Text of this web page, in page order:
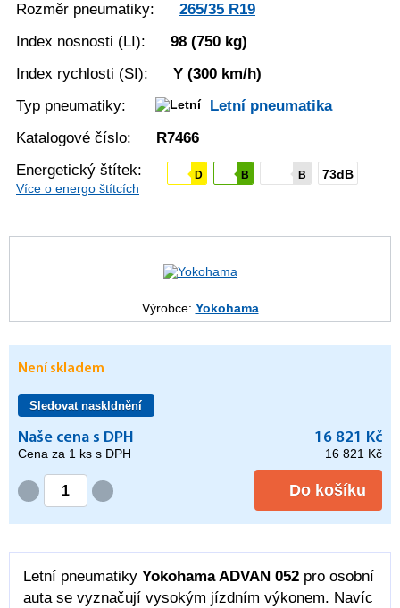
Rozměr pneumatiky:
265/35 R19
Index nosnosti (LI):
98 (750 kg)
Index rychlosti (SI):
Y (300 km/h)
Typ pneumatiky:
Letní pneumatika
Katalogové číslo:
R7466
Energetický štítek:
Více o energo štítcích
D B B 73dB
Výrobce: Yokohama
Není skladem
Sledovat naskldnění
Naše cena s DPH 16 821 Kč
Cena za 1 ks s DPH 16 821 Kč
Do košíku
Letní pneumatiky Yokohama ADVAN 052 pro osobní
auta se vyznačují vysokým jízdním výkonem. Navíc